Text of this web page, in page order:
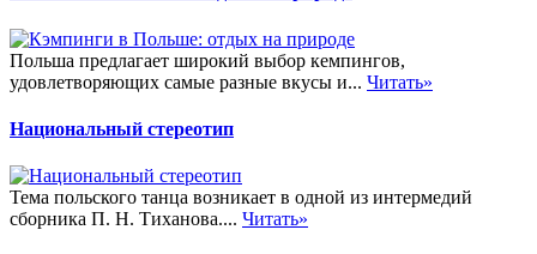
Польша предлагает широкий выбор кемпингов,
удовлетворяющих самые разные вкусы и... Читать»
Национальный стереотип
Тема польского танца возникает в одной из интермедий
сборника П. Н. Тиханова.... Читать»